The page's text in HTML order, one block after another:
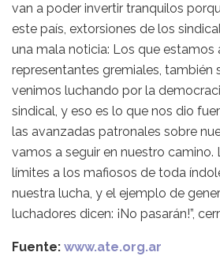
van a poder invertir tranquilos
este país, extorsiones de los
una mala noticia: Los que estamos
representantes gremiales, también
venimos luchando por la
sindical, y eso es lo que nos dio
las avanzadas patronales sobre
vamos a seguir en nuestro camino.
límites a los mafiosos de toda
nuestra lucha, y el ejemplo de
luchadores dicen: ¡No pasarán!”,
Fuente: www.ate.org.ar